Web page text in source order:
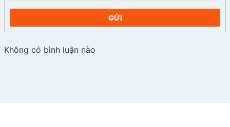
GỬI
Không có bình luận nào